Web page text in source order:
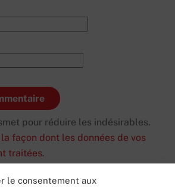
le consentement aux
pour réduire les indésirables.
façon dont les données de vos
traitées.